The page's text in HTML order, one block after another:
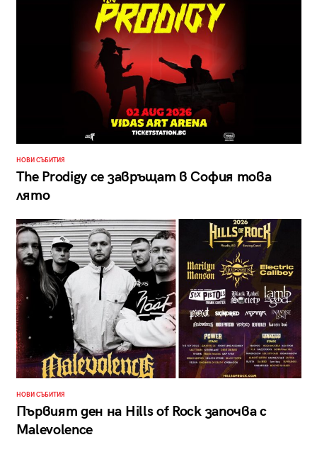
НОВИ СЪБИТИЯ
The Prodigy се завръщат в София това
лято
НОВИ СЪБИТИЯ
Първият ден на Hills of Rock започва с
Malevolence